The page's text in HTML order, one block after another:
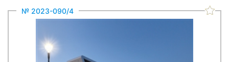
№ 2023-090/4